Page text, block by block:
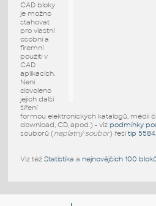
CAD bloky
je možno
stahovat
pro vlastní
osobní a
firemní
použití v
CAD
aplikacích.
Není
dovoleno
jejich další
šíření
formou elektronických katalogů, médií
download, CD, apod.) - viz podmínky
souborů (neplatný soubor) řešítip 5584.
Viz též Statistika a nejnovějších 100